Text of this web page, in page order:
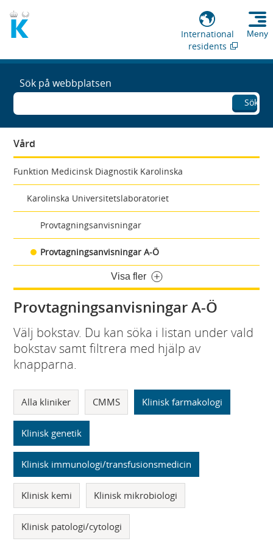
International
residents
Meny
Sök på webbplatsen
Sök
Vård
Funktion Medicinsk Diagnostik Karolinska
Karolinska Universitetslaboratoriet
Provtagningsanvisningar
Provtagningsanvisningar A-Ö
Visa fler
Provtagningsanvisningar A-Ö
Välj bokstav. Du kan söka i listan under vald
bokstav samt filtrera med hjälp av
knapparna.
Alla kliniker CMMS Klinisk farmakologi
Klinisk genetik
Klinisk immunologi/transfusionsmedicin
Klinisk kemi Klinisk mikrobiologi
Klinisk patologi/cytologi